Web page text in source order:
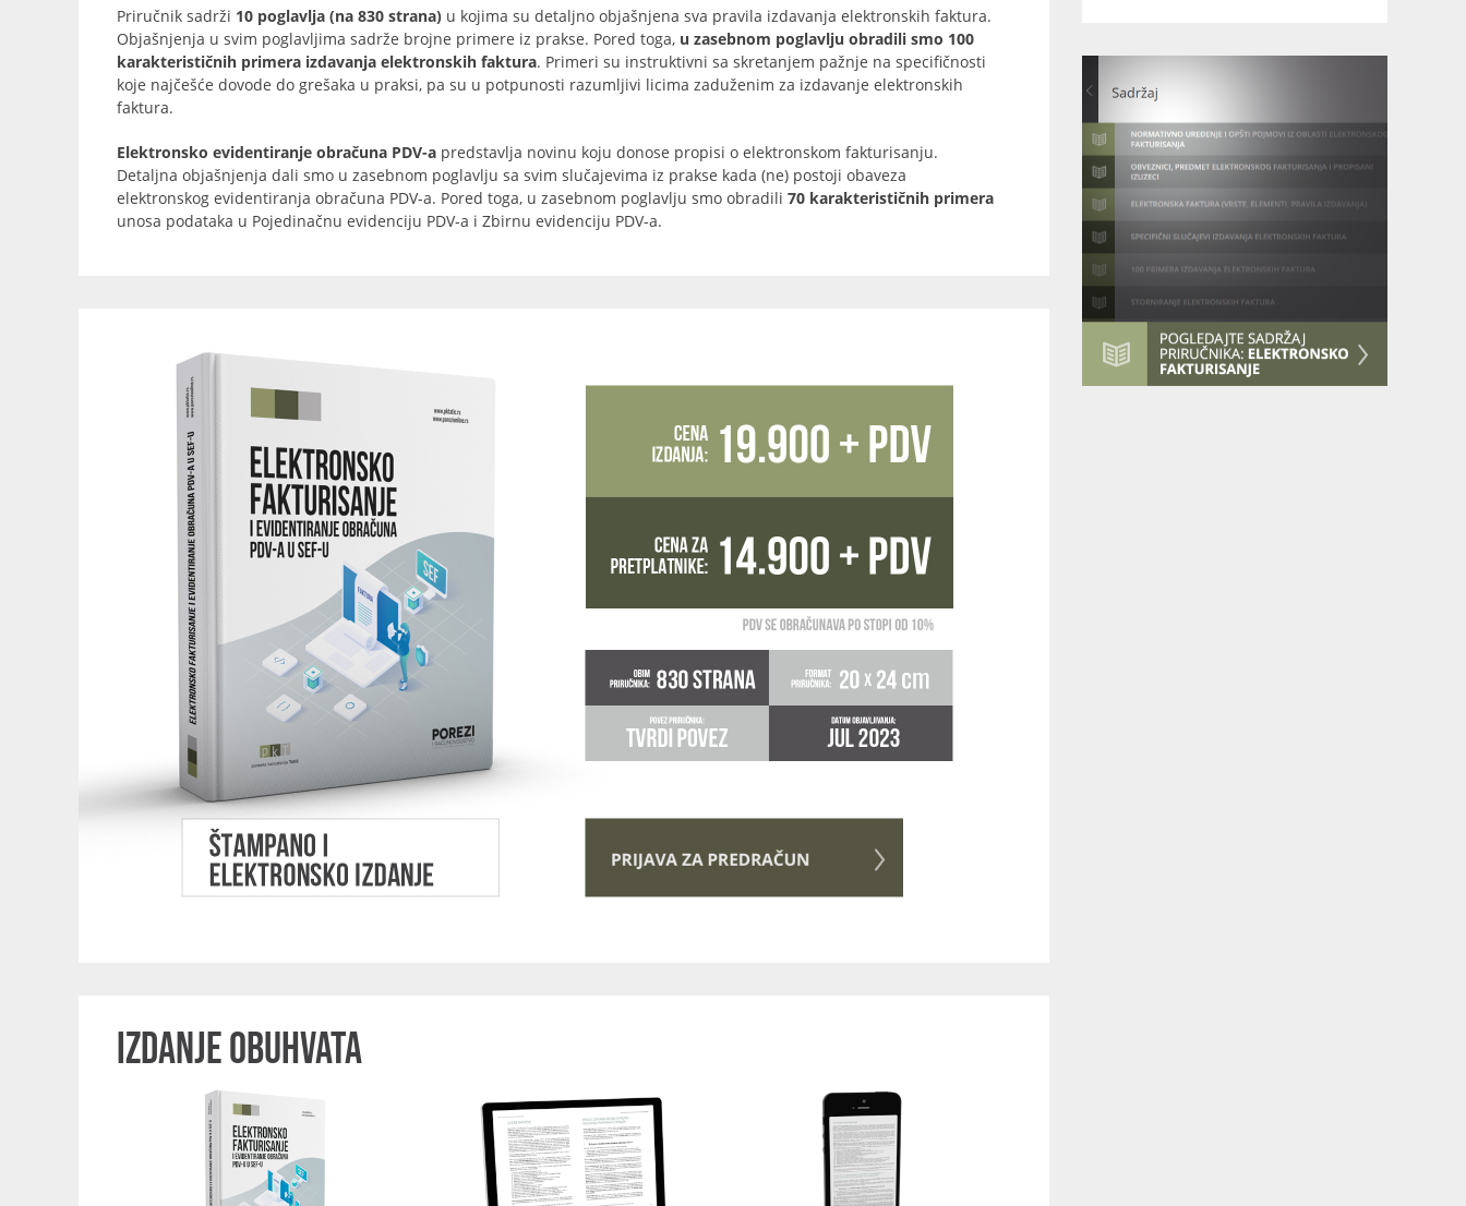
Priručnik sadrži 10 poglavlja (na 830 strana) u kojima su detaljno objašnjena sva pravila izdavanja elektronskih faktura.
Objašnjenja u svim poglavljima sadrže brojne primere iz prakse. Pored toga, u zasebnom poglavlju obradili smo 100
karakterističnih primera izdavanja elektronskih faktura. Primeri su instruktivni sa skretanjem pažnje na specifičnosti
koje najčešće dovode do grešaka u praksi, pa su u potpunosti razumljivi licima zaduženim za izdavanje elektronskih
faktura.
Elektronsko evidentiranje obračuna PDV-a predstavlja novinu koju donose propisi o elektronskom fakturisanju.
Detaljna objašnjenja dali smo u zasebnom poglavlju sa svim slučajevima iz prakse kada (ne) postoji obaveza
elektronskog evidentiranja obračuna PDV-a. Pored toga, u zasebnom poglavlju smo obradili 70 karakterističnih primera
unosa podataka u Pojedinačnu evidenciju PDV-a i Zbirnu evidenciju PDV-a.
IZDANJE OBUHVATA